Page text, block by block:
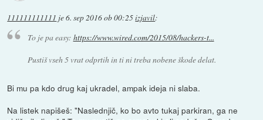
111111111111 je6. sep 2016 ob 00:25izjavil:
To je pa easy: https://www.wired.com/2015/08/hackers-t...
Pustiš vseh 5 vrat odprtih in ti ni treba nobene škode delat.
Bi mu pa kdo drug kaj ukradel, ampak ideja ni slaba.
Na listek napišeš: "Naslednjič, ko bo avto tukaj parkiran, ga ne